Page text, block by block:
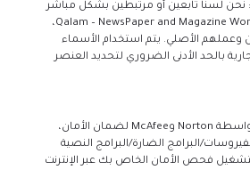
لسنا تابعين أو مرتبطين بشكل مباشر
بمطوري Qalam – NewsPaper and Magazine WordPress Theme،
وعملهم الأصلي. يتم استخدام الأسماء
بالحد الأدنى الضروري لتحديد العنصر
يتم فحص الملف يوميًا بواسطة Norton وMcAfee لضمان الأمان،
100% من الفيروسات/البرامج الضارة/البرامج النصية
فحص الأمان الخاص بك عبر الإنترنت